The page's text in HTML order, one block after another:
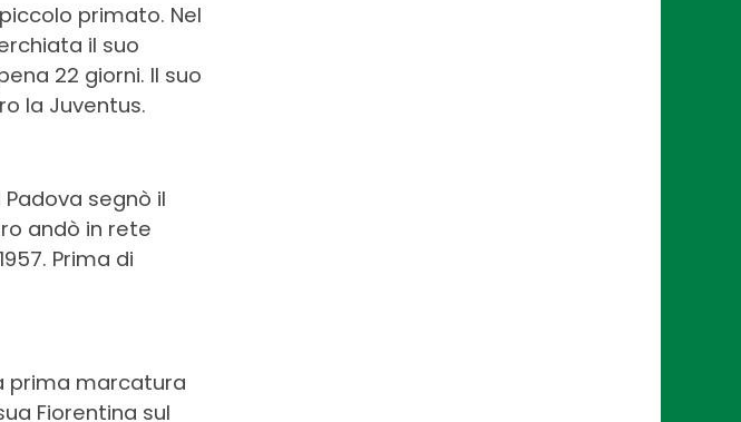
primato. Nel
il suo
22 giorni. Il suo
la Juventus.
segnò il
andò in rete
Prima di
prima marcatura
Fiorentina sul